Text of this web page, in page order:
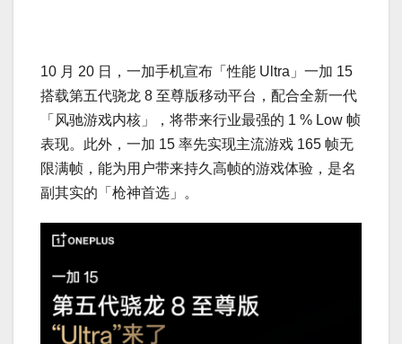
10 月 20 日，一加手机宣布「性能 Ultra」一加 15
搭载第五代骁龙 8 至尊版移动平台，配合全新一代
「风驰游戏内核」，将带来行业最强的 1 % Low 帧
表现。此外，一加 15 率先实现主流游戏 165 帧无
限满帧，能为用户带来持久高帧的游戏体验，是名
副其实的「枪神首选」。